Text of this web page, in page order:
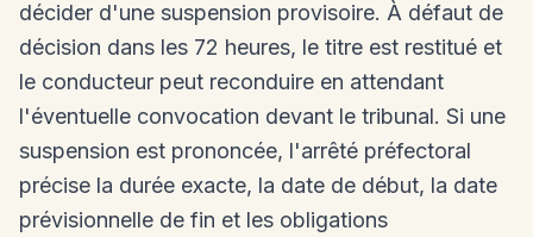
décider d'une suspension provisoire. À défaut de
décision dans les 72 heures, le titre est restitué et
le conducteur peut reconduire en attendant
l'éventuelle convocation devant le tribunal. Si une
suspension est prononcée, l'arrêté préfectoral
précise la durée exacte, la date de début, la date
prévisionnelle de fin et les obligations